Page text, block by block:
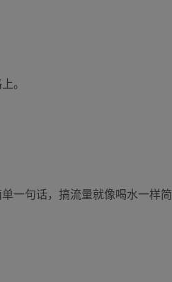
。
一句话，搞流量就像喝水一样简